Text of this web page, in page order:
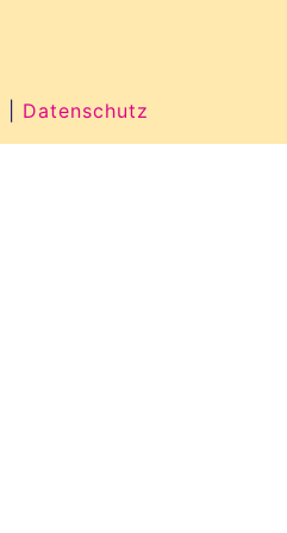
Datenschutz